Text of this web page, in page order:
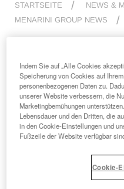
STARTSEITE
NEWS &
MENARINI GROUP NEWS
2026
Indem Sie auf „Alle Cookies
Speicherung von Cookies auf
personenbezogenen Daten zu.
unserer Website verbessern, die
Marketingbemühungen
Lebensdauer und den Dritten, die
in den Cookie-Einstellungen und
Fußzeile der Website verfügbar
Cookie-